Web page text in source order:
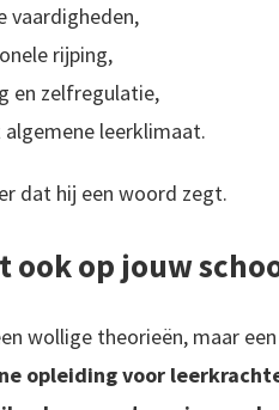
vaardigheden,
rijping,
en zelfregulatie,
algemene leerklimaat.
dat hij een woord zegt.
ook op jouw
wollige theorieën, maar
opleiding voor